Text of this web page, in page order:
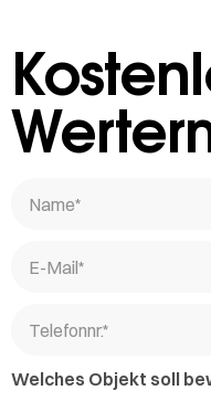
Welches Objekt soll